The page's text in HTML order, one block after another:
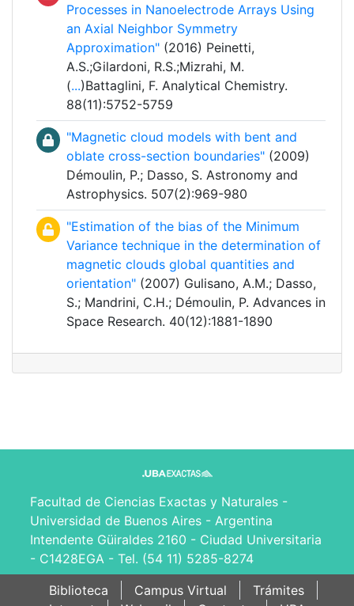
Processes in Nanoelectrode Arrays Using
an Axial Neighbor Symmetry
Approximation" (2016) Peinetti,
A.S.;Gilardoni, R.S.;Mizrahi, M.
(...)Battaglini, F. Analytical Chemistry.
88(11):5752-5759
"Magnetic cloud models with bent and
oblate cross-section boundaries" (2009)
Démoulin, P.; Dasso, S. Astronomy and
Astrophysics. 507(2):969-980
"Estimation of the bias of the Minimum
Variance technique in the determination of
magnetic clouds global quantities and
orientation" (2007) Gulisano, A.M.; Dasso,
S.; Mandrini, C.H.; Démoulin, P. Advances in
Space Research. 40(12):1881-1890
Facultad de Ciencias Exactas y Naturales -
Universidad de Buenos Aires - Argentina
Intendente Güiraldes 2160 - Ciudad Universitaria
- C1428EGA - Tel. (54 11) 5285-8274
Biblioteca
Campus Virtual
Trámites